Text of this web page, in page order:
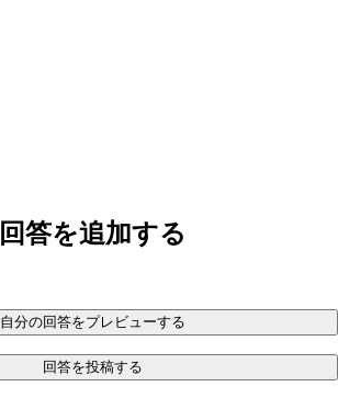
回答を追加する
自分の回答をプレビューする
回答を投稿する